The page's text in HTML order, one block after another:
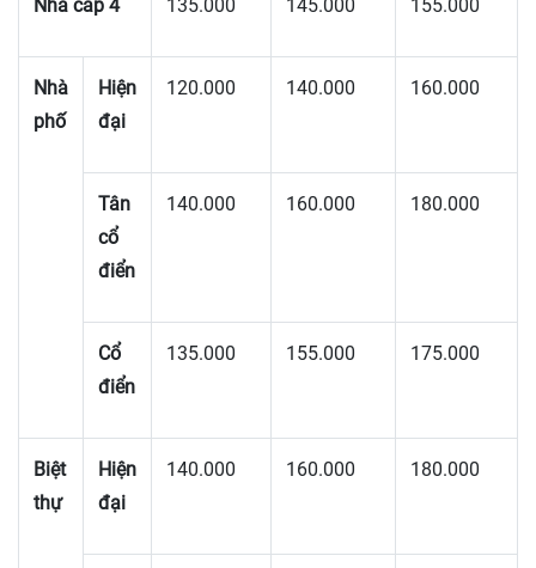
Nhà cấp 4 135.000 145.000 155.000
Nhà
phố
Hiện
đại
120.000 140.000 160.000
Tân
cổ
điển
140.000 160.000 180.000
Cổ
điển
135.000 155.000 175.000
Biệt
thự
Hiện
đại
140.000 160.000 180.000